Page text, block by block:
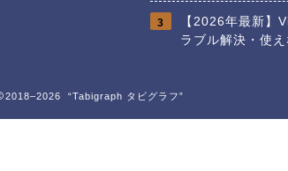
3
【2026年最新】
ラブル解決・使
2018–2026 “Tabigraph タビグラフ”